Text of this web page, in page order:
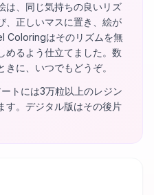
は、同じ気持ちの良いリズ
、正しいマスに置き、絵が
Coloringはそのリズムを無
めるよう仕立てました。数
に、いつでもどうぞ。
トには3万粒以上のレジン
す。デジタル版はその後片